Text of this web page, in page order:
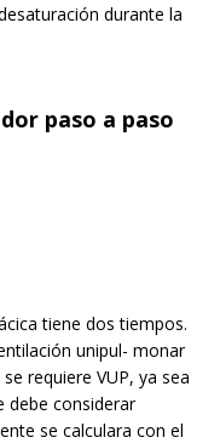
durante la
paso a paso
tiene dos tiempos.
unipul- monar
requiere VUP, ya sea
debe considerar
se calculara con el